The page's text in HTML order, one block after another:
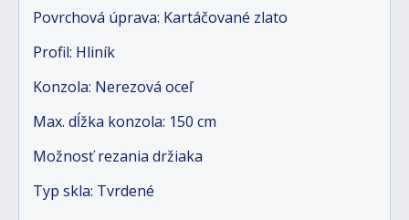
Povrchová úprava: Kartáčované zlato
Profil: Hliník
Konzola: Nerezová oceľ
Max. dĺžka konzola: 150 cm
Možnosť rezania držiaka
Typ skla: Tvrdené